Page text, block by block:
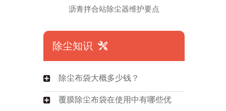
沥青拌合站除尘器维护要点
除尘知识 
除尘布袋大概多少钱？
覆膜除尘布袋在使用中有哪些优